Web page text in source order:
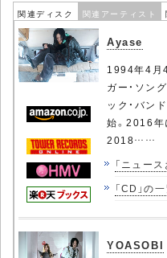
関連ディスク 関連アーティスト
Ayase
1994年4月
ガー・ソン
ック・バン
始。2016年
2018……
「ニュー
「CD」の
YOASOBI